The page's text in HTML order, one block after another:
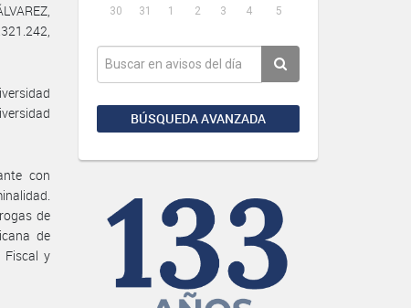
30
31 1 2 3 4 5
BÚSQUEDA AVANZADA
con
de
de
Fiscal y